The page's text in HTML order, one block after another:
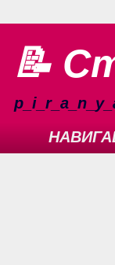
📝